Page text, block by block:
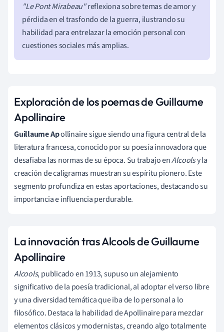
"Le Pont Mirabeau"reflexiona sobre temas de amor y
pérdida en el trasfondo de la guerra, ilustrando su
habilidad para entrelazar la emoción personal con
cuestiones sociales más amplias.
Exploración de los poemas de Guillaume
Apollinaire
Guillaume Apollinaire sigue siendo una figura central de la
literatura francesa, conocido por su poesía innovadora que
desafiaba las normas de su época. Su trabajo enAlcoolsy la
creación de caligramas muestran su espíritu pionero. Este
segmento profundiza en estas aportaciones, destacando su
importancia e influencia perdurable.
La innovación tras Alcools de Guillaume
Apollinaire
Alcools, publicado en 1913, supuso un alejamiento
significativo de la poesía tradicional, al adoptar el verso libre
y una diversidad temática que iba de lo personal a lo
filosófico. Destaca la habilidad de Apollinaire para mezclar
elementos clásicos y modernistas, creando algo totalmente